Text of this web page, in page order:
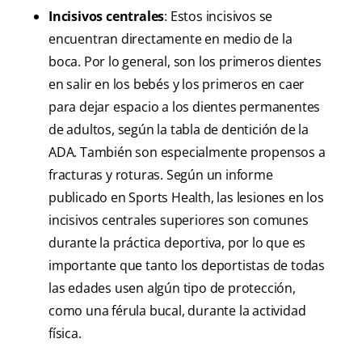
Incisivos centrales: Estos incisivos se
encuentran directamente en medio de la
boca. Por lo general, son los primeros dientes
en salir en los bebés y los primeros en caer
para dejar espacio a los dientes permanentes
de adultos, según la tabla de dentición de la
ADA. También son especialmente propensos a
fracturas y roturas. Según un informe
publicado en Sports Health, las lesiones en los
incisivos centrales superiores son comunes
durante la práctica deportiva, por lo que es
importante que tanto los deportistas de todas
las edades usen algún tipo de protección,
como una férula bucal, durante la actividad
física.